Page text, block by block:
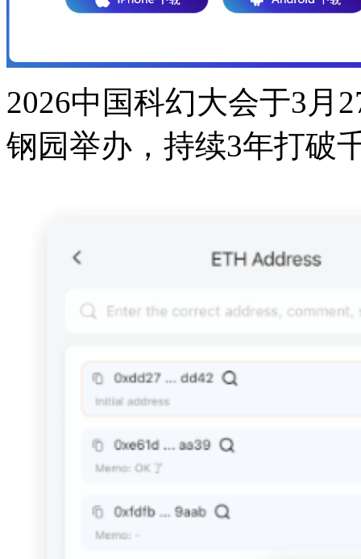
2026中国科幻大会于3月
钢园举办，持续3年打破